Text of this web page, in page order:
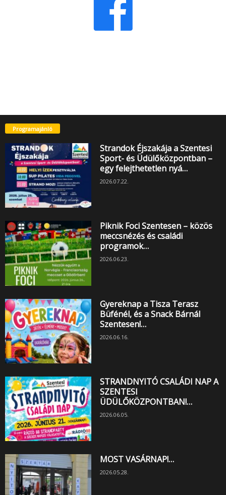
Programajánló
Strandok Éjszakája a Szentesi
Sport- és Üdülőközpontban –
egy felejthetetlen nyá…
2026.07.22.
Piknik Foci Szentesen – közös
meccsnézés és családi
programok…
2026.06.23.
Gyereknap a Tisza Terasz
Büfénél, és a Snack Bárnál
Szentesen!…
2026.06.16.
STRANDNYITÓ CSALÁDI NAP A
SZENTESI
ÜDÜLŐKÖZPONTBAN!…
2026.06.05.
MOST VASÁRNAP!…
2026.05.28.